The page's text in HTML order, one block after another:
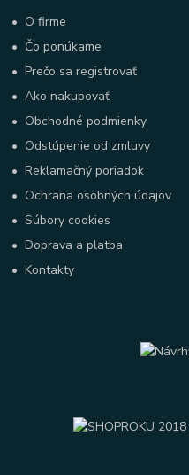
• O firme
• Čo ponúkame
•Prečo sa registrovať
•Ako nakupovať
• Obchodné podmienky
• Odstúpenie od zmluvy
•Reklamačný poriadok
• Ochrana osobných údajov
•Súbory cookies
•Doprava a platba
•Kontakty